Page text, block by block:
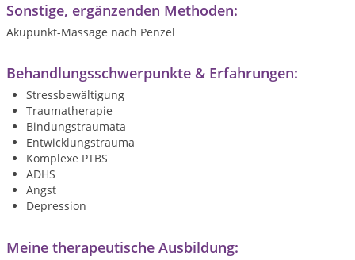
Sonstige, ergänzenden Methoden:
Akupunkt-Massage nach Penzel
Behandlungsschwerpunkte & Erfahrungen:
Stressbewältigung
Traumatherapie
Bindungstraumata
Entwicklungstrauma
Komplexe PTBS
ADHS
Angst
Depression
Meine therapeutische Ausbildung: